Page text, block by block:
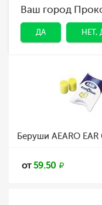
ДА НЕТ,
Ваш город
ДА НЕТ,
Главная Каталог
Беруши
Беруши AEARO
от59.50